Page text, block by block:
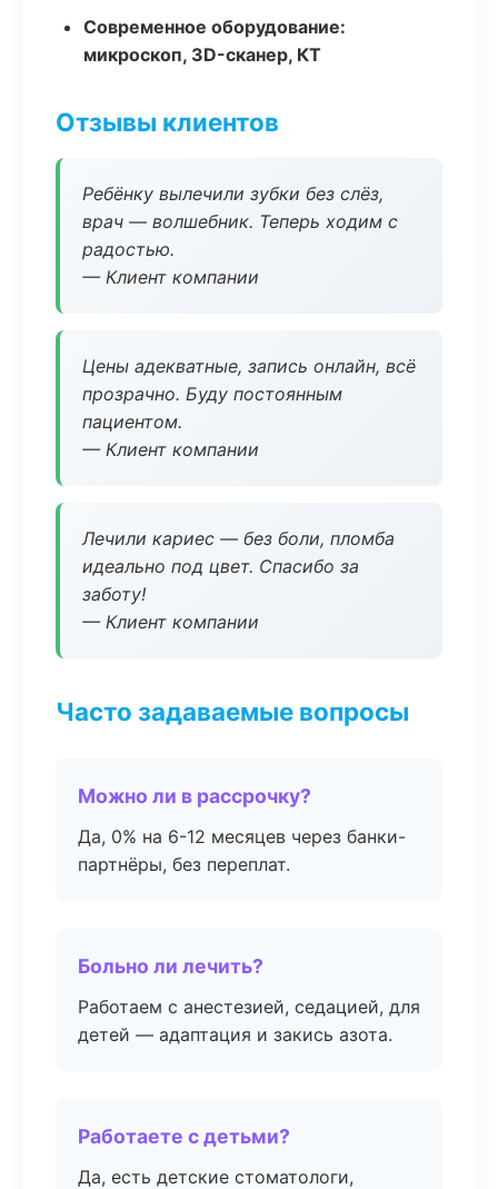
Современное оборудование:
микроскоп, 3D-сканер, КТ
Отзывы клиентов
Ребёнку вылечили зубки без слёз,
врач — волшебник. Теперь ходим с
радостью.
— Клиент компании
Цены адекватные, запись онлайн, всё
прозрачно. Буду постоянным
пациентом.
— Клиент компании
Лечили кариес — без боли, пломба
идеально под цвет. Спасибо за
заботу!
— Клиент компании
Часто задаваемые вопросы
Можно ли в рассрочку?
Да, 0% на 6-12 месяцев через банки-
партнёры, без переплат.
Больно ли лечить?
Работаем с анестезией, седацией, для
детей — адаптация и закись азота.
Работаете с детьми?
Да, есть детские стоматологи,